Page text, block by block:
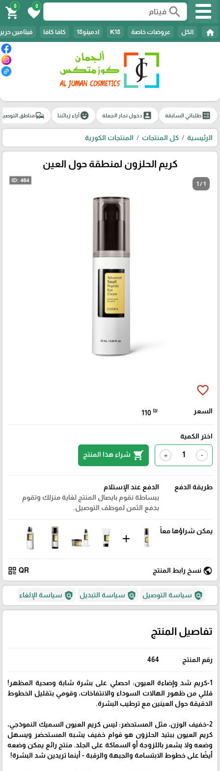
search
0
favorite
0
shopping_cart
home الكل عروضات خاصة K18 ادمينو18 كافا كافا فيتامين حرير
ballotطلباتي السابقة account_boxدخول تجار الجملة emoji_emotionsآراء زبائننا commuteمناطق
الرئيسية كل المنتجات المنتجات الكورية
كريم الحلزون لمنطقة حول العين
1 / 1
favorite_border
السعر 110 ₪
اختر الكمية
-
+
shopping_cart شراء هذا المنتج
طريقة الدفع
الدفع عند الإستلام
ببساطة نقوم بايصال المنتج لغاية منزلك وتقوم
بدفع الثمن لموظف التوصيل.
يمكن شراؤها معاً
add
public نسخ رابط المنتج QR
qr_code
policy سياسة التوصيل policy سياسة التبديل policy سياسة الإلغاء
تفاصيل المنتج
رقم المنتج 464
1-كريم شد وإضاءة العيون: احصلي على بشرة شابة وصحية المظهر!
قللي من ظهور الهالات السوداء والانتفاخات، وقومي بتقليل الخطوط
الدقيقة حول العينين مع ترطيب البشرة.
2-خفيف الوزن، مثل المستحضر: ليس كريم العيون السميك النموذجي،
كريم العيون ببتيد الحلزون هو قوام خفيف يشبه المستحضر ويسهل
وضعه ولا يشعر باللزوجة أو السماكة على الجلد. منتج رائع يمكن وضعه
أيضًا على خطوط الابتسامة والجبهة والرقبة - أينما تريدين شد البشرة!